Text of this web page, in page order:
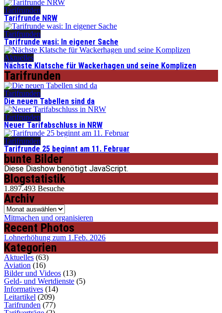
Tarifrunden
Tarifrunde NRW
Tarifrunden
Tarifrunde wasi: In eigener Sache
Aktuelles
Nächste Klatsche für Wackerhagen und seine Komplizen
Tarifrunden
Tarifrunden
Die neuen Tabellen sind da
Tarifrunden
Neuer Tarifabschluss in NRW
Tarifrunden
Tarifrunde 25 beginnt am 11. Februar
bunte Bilder
Diese Diashow benötigt JavaScript.
Blogstatistik
1.897.493 Besuche
Archiv
Archiv
Mitmachen und organisieren
Recent Photos
Lohnerhöhung zum 1.Feb. 2026
Kategorien
Aktuelles (63)
Aviation (16)
Bilder und Videos (13)
Geld- und Wertdienste (5)
Informatives (14)
Leitartikel (209)
Tarifrunden (77)